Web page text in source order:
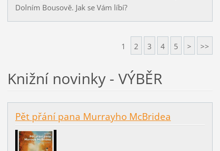
Dolním Bousově. Jak se Vám líbí?
1 2 3 4 5 > >>
Knižní novinky - VÝBĚR
Pět přání pana Murrayho McBridea